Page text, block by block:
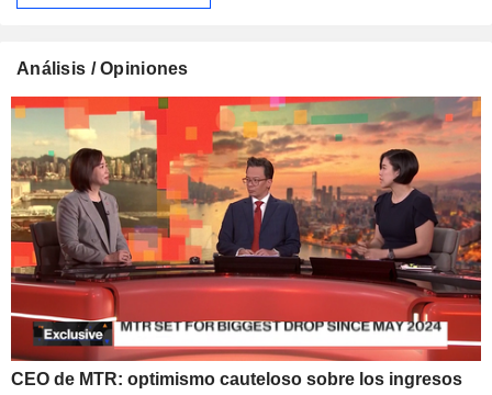
Análisis / Opiniones
CEO de MTR: optimismo cauteloso sobre los ingresos